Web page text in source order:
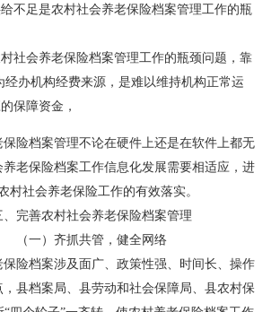
足是农村社会养老保险档案管理工作的瓶
会养老保险档案管理工作的瓶颈问题，靠
经办机构经费来源，是难以维持机构正常运
保障资金，
险档案管理不论在硬件上还是在软件上都无
老保险档案工作信息化发展需要相适应，进
村社会养老保险工作的有效落实。
善农村社会养老保险档案管理
一）齐抓共管，健全网络
档案涉及面广、政策性强、时间长、操作
县档案局、县劳动和社会保障局、县农村保